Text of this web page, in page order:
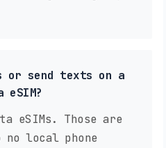
or send texts on a
eSIM?
eSIMs. Those are
local phone